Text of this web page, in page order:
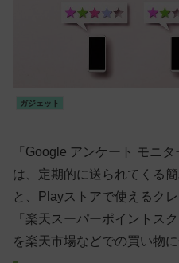
ガジェット
「Google アンケート モニ
は、定期的に送られてくる
と、Playストアで使えるク
「楽天スーパーポイントス
を楽天市場などでの買い物